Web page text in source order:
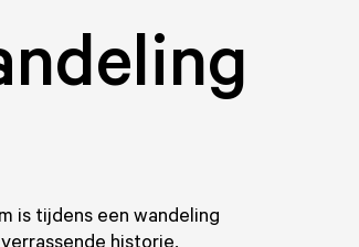
is tijdens een wandeling
historie,